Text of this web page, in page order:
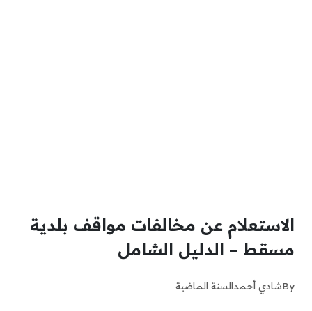
الاستعلام عن مخالفات مواقف بلدية
مسقط – الدليل الشامل
Byشادي أحمدالسنة الماضية